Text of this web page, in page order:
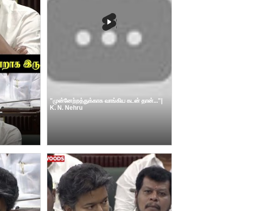
"முன்னேற்றத்துக்காக வாங்கிய கடன் தான்..."|
K. N. Nehru